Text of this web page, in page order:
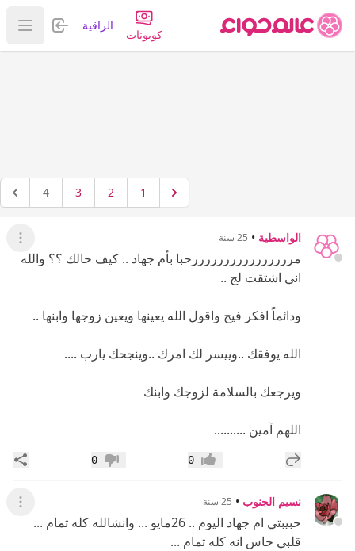
كوبونات
الراقية تسجيل
عرض
1
2
3
4
الواسطية • 25 سنة عرض
مررررررررررررررررحبا بأم جهاد .. كيف حالك ؟؟ والله
اني اشتقت لج ..
ودائماً افكر فيج واقول الله يعينها ويعين زوجها وابنها ..
الله يوفقك ..وييسر لك امرك ..وينجحك يارب ....
ويرجعك بالسلامة لزوجك وابنك
اللهم آمين ..........
إضافة رد جديد إعجاب0 عدم إعجاب
0
نسيم الجنوب • 25 سنة عرض
حبيبتي ام جهاد اليوم .. 26مايو ... وانشالله كله تمام ...
قلبي حاس انه كله تمام ...